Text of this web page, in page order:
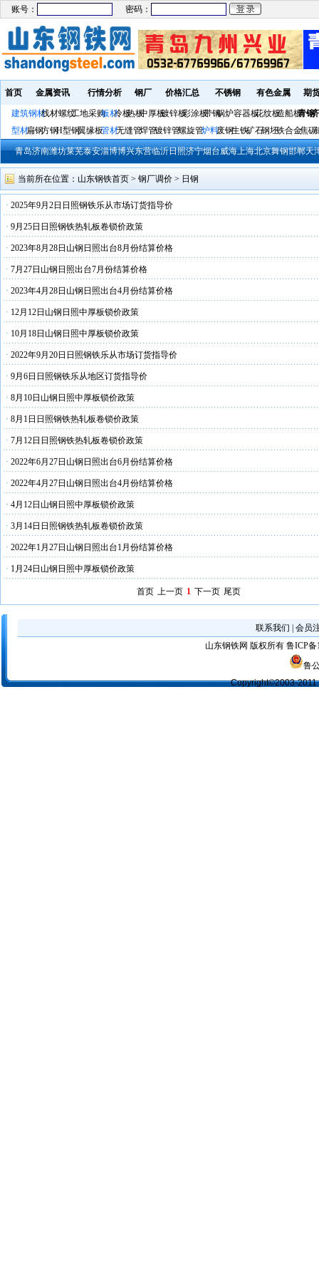
账号： 密码：
首页 金属资讯 行情分析 钢厂 价格汇总 不锈钢 有色金属 期
建筑钢材线材螺纹工地采购板材冷板热板中厚板镀锌板彩涂板带钢锅炉容器板花纹板造船板青钢
型材扁钢方钢H型钢翼缘板管材无缝管焊管镀锌管螺旋管炉料废钢生铁矿石钢坯铁合金焦碳
青岛济南潍坊莱芜泰安淄博博兴东营临沂日照济宁烟台威海上海北京舞钢邯郸天
当前所在位置： 山东钢铁首页 > 钢厂调价 > 日钢
· 2025年9月2日日照钢铁乐从市场订货指导价
· 9月25日日照钢铁热轧板卷锁价政策
· 2023年8月28日山钢日照出台8月份结算价格
· 7月27日山钢日照出台7月份结算价格
· 2023年4月28日山钢日照出台4月份结算价格
· 12月12日山钢日照中厚板锁价政策
· 10月18日山钢日照中厚板锁价政策
· 2022年9月20日日照钢铁乐从市场订货指导价
· 9月6日日照钢铁乐从地区订货指导价
· 8月10日山钢日照中厚板锁价政策
· 8月1日日照钢铁热轧板卷锁价政策
· 7月12日日照钢铁热轧板卷锁价政策
· 2022年6月27日山钢日照出台6月份结算价格
· 2022年4月27日山钢日照出台4月份结算价格
· 4月12日山钢日照中厚板锁价政策
· 3月14日日照钢铁热轧板卷锁价政策
· 2022年1月27日山钢日照出台1月份结算价格
· 1月24日山钢日照中厚板锁价政策
首页 上一页 1 下一页 尾页
联系我们
会员
山东钢铁网 版权所有 鲁ICP备
鲁
Copyright©2003-2011